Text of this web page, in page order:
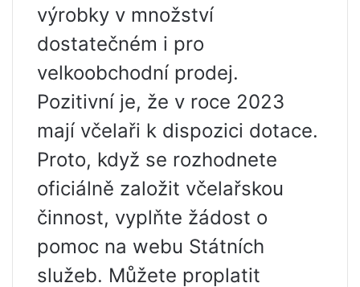
výrobky v množství
dostatečném i pro
velkoobchodní prodej.
Pozitivní je, že v roce 2023
mají včelaři k dispozici dotace.
Proto, když se rozhodnete
oficiálně založit včelařskou
činnost, vyplňte žádost o
pomoc na webu Státních
služeb. Můžete proplatit